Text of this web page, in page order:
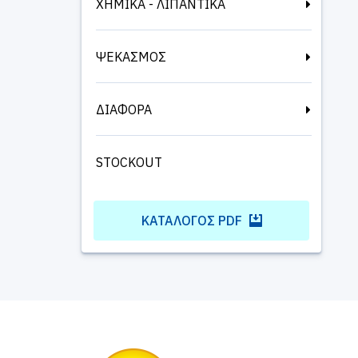
ΧΗΜΙΚΑ - ΛΙΠΑΝΤΙΚΑ
ΨΕΚΑΣΜΟΣ
ΔΙΑΦΟΡΑ
STOCKOUT
ΚΑΤΆΛΟΓΟΣ PDF